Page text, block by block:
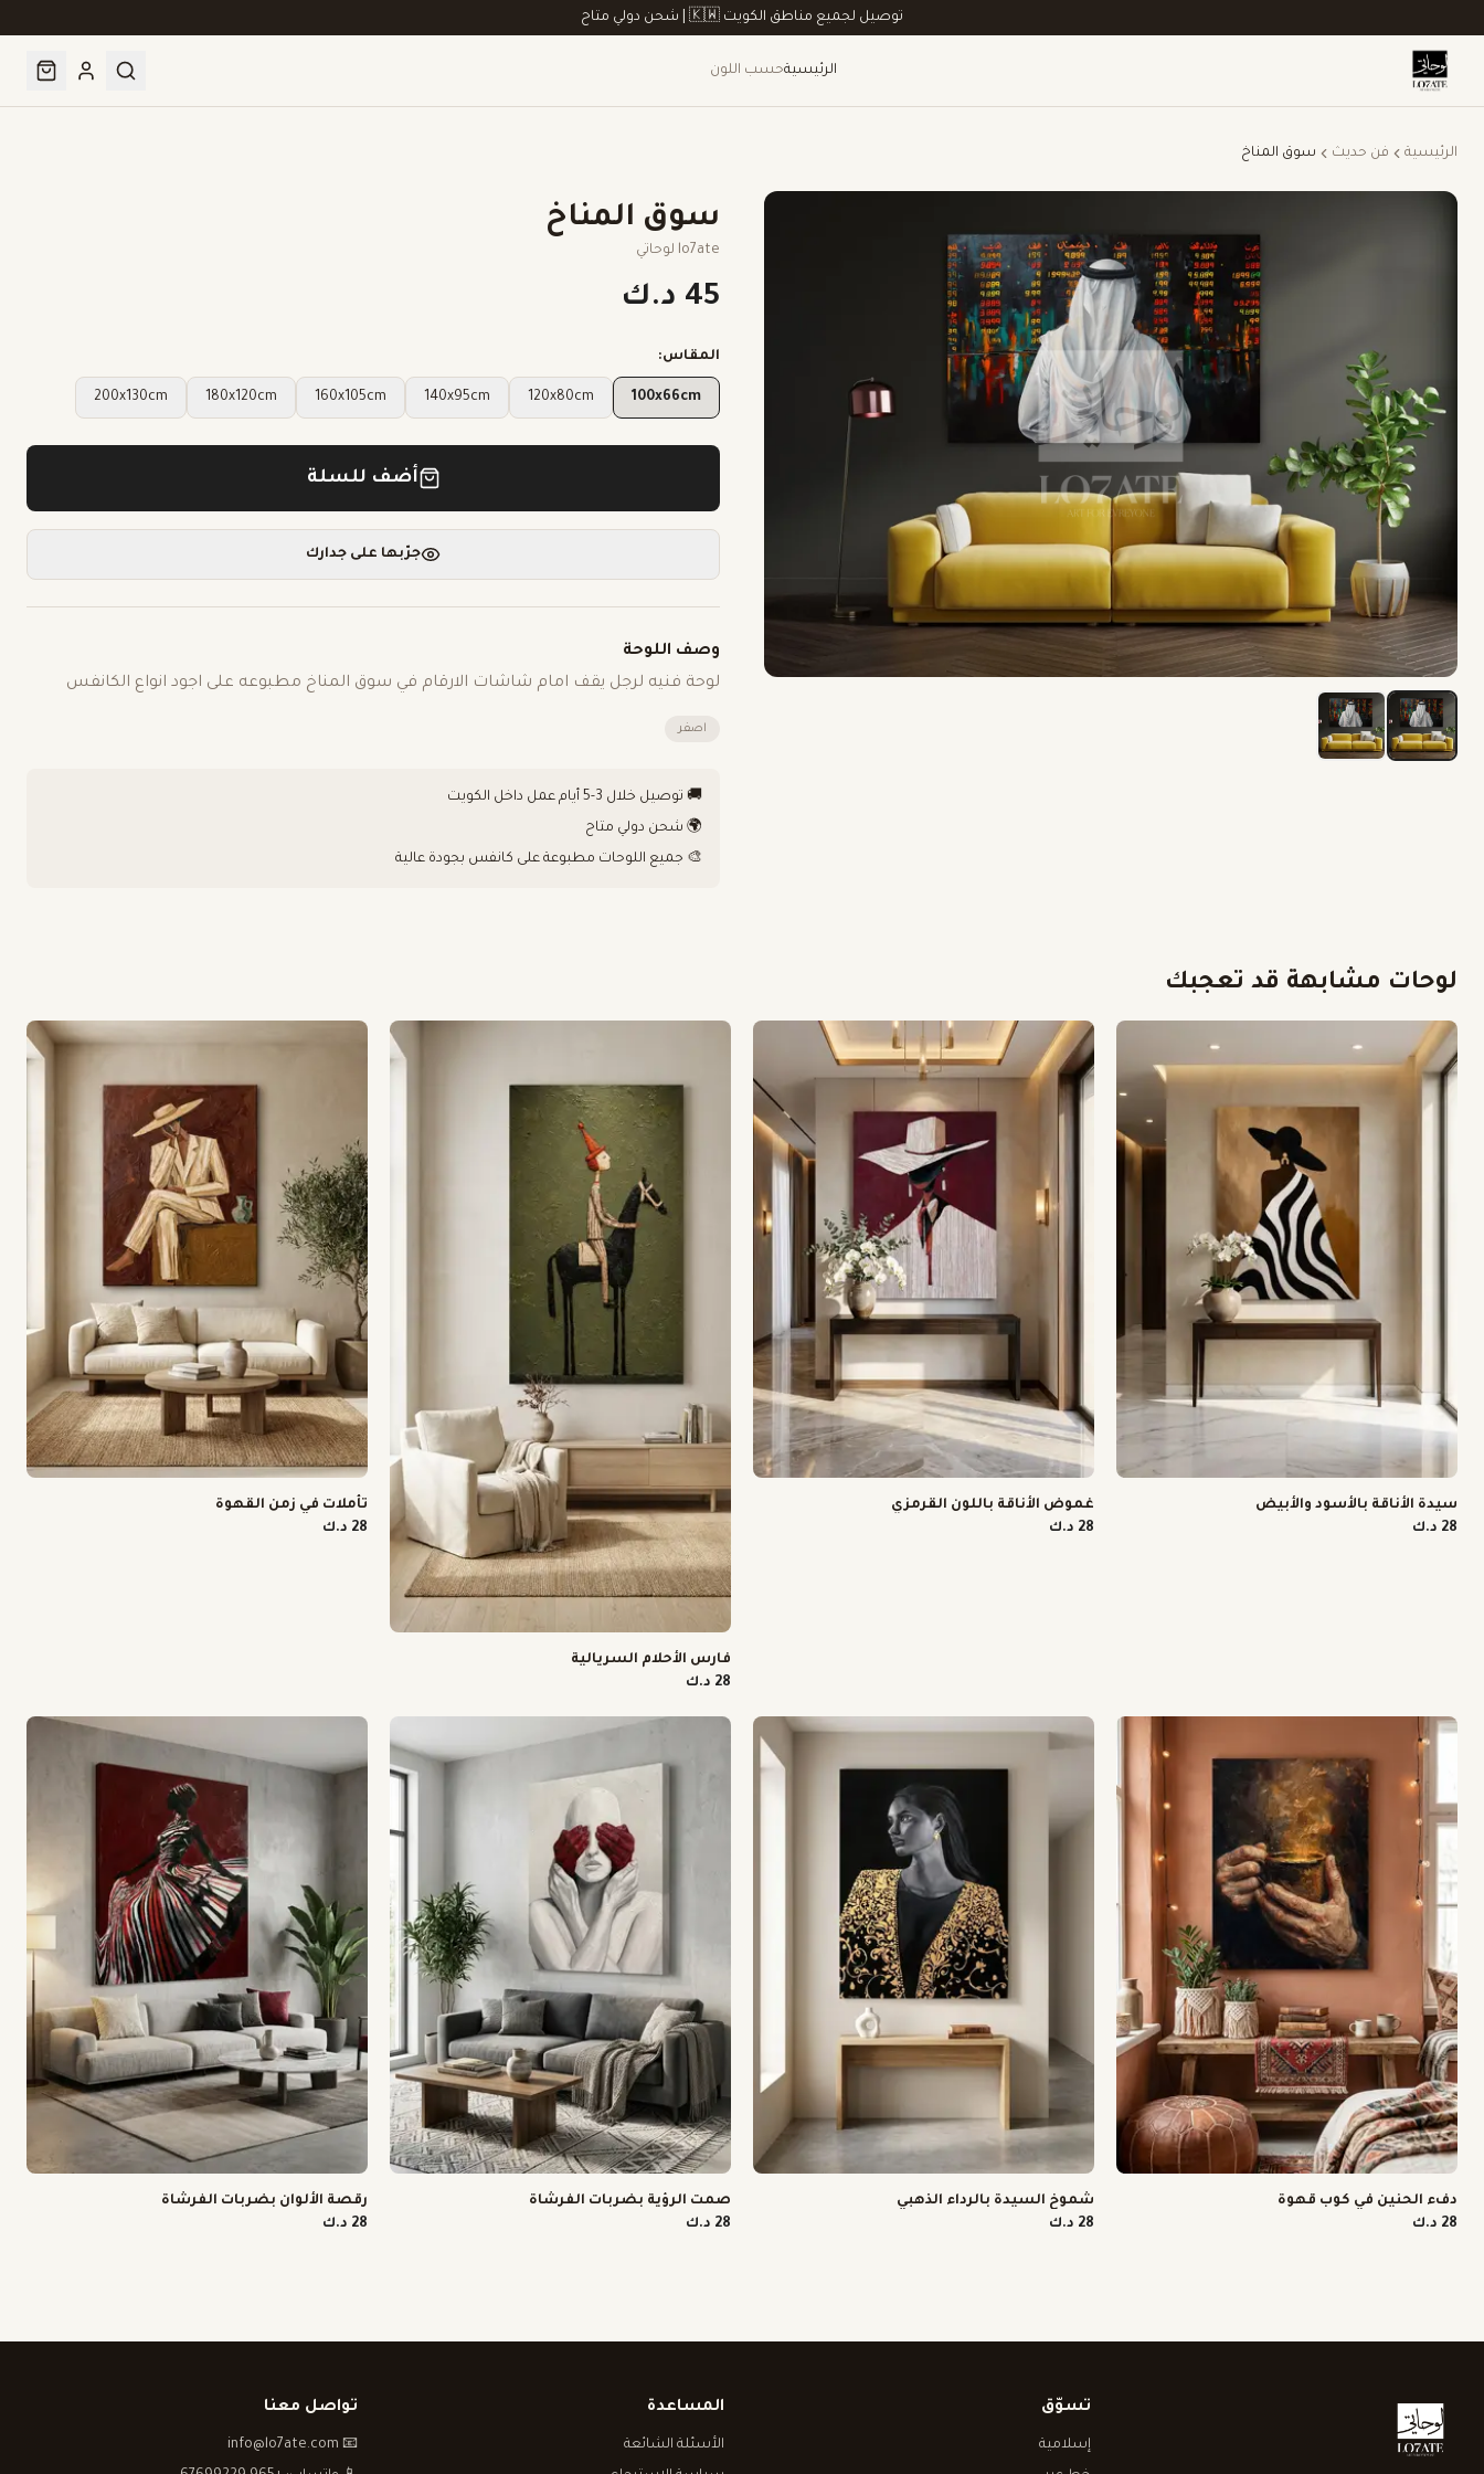
توصيل لجميع مناطق الكويت 🇰🇼 | شحن دولي متاح
الرئيسيةحسب اللون
الرئيسية فن حديث سوق المناخ
سوق المناخ
lo7ate لوحاتي
45 د.ك
المقاس:
100x66cm
120x80cm
140x95cm
160x105cm
180x120cm
200x130cm
أضف للسلة
جرّبها على جدارك
وصف اللوحة
لوحة فنيه لرجل يقف امام شاشات الارقام في سوق المناخ مطبوعه على اجود انواع الكانفس
اصفر
🚚 توصيل خلال 3-5 أيام عمل داخل الكويت
🌍 شحن دولي متاح
🎨 جميع اللوحات مطبوعة على كانفس بجودة عالية
لوحات مشابهة قد تعجبك
سيدة الأناقة بالأسود والأبيض
28 د.ك
غموض الأناقة باللون القرمزي
28 د.ك
فارس الأحلام السريالية
28 د.ك
تأملات في زمن القهوة
28 د.ك
دفء الحنين في كوب قهوة
28 د.ك
شموخ السيدة بالرداء الذهبي
28 د.ك
صمت الرؤية بضربات الفرشاة
28 د.ك
رقصة الألوان بضربات الفرشاة
28 د.ك
تسوّق
إسلامية
المساعدة
الأسئلة الشائعة
تواصل معنا
📧 info@lo7ate.com